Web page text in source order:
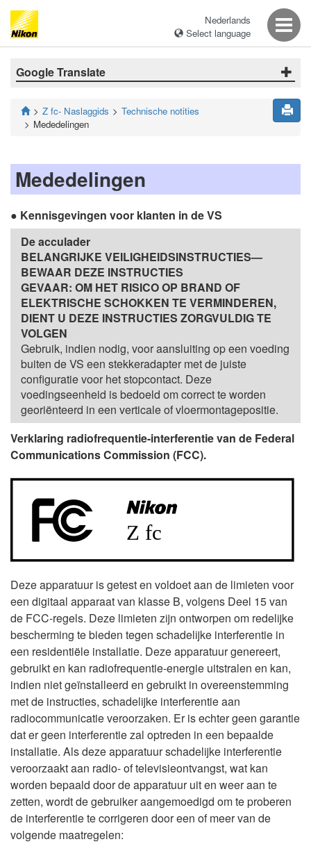
Nederlands
Select language
Google Translate
Z fc- Naslaggids
Technische notities
Mededelingen
Mededelingen
Kennisgevingen voor klanten in de VS
De acculader
BELANGRIJKE VEILIGHEIDSINSTRUCTIES—
BEWAAR DEZE INSTRUCTIES
GEVAAR: OM HET RISICO OP BRAND OF
ELEKTRISCHE SCHOKKEN TE VERMINDEREN,
DIENT U DEZE INSTRUCTIES ZORGVULDIG TE
VOLGEN
Gebruik, indien nodig, voor aansluiting op een voeding
buiten de VS een stekkeradapter met de juiste
configuratie voor het stopcontact. Deze
voedingseenheid is bedoeld om correct te worden
georiënteerd in een verticale of vloermontagepositie.
Verklaring radiofrequentie-interferentie van de Federal
Communications Commission (FCC).
Deze apparatuur is getest en voldoet aan de limieten voor
een digitaal apparaat van klasse B, volgens Deel 15 van
de FCC-regels. Deze limieten zijn ontworpen om redelijke
bescherming te bieden tegen schadelijke interferentie in
een residentiële installatie. Deze apparatuur genereert,
gebruikt en kan radiofrequentie-energie uitstralen en kan,
indien niet geïnstalleerd en gebruikt in overeenstemming
met de instructies, schadelijke interferentie aan
radiocommunicatie veroorzaken. Er is echter geen garantie
dat er geen interferentie zal optreden in een bepaalde
installatie. Als deze apparatuur schadelijke interferentie
veroorzaakt aan radio- of televisieontvangst, wat kan
worden bepaald door de apparatuur uit en weer aan te
zetten, wordt de gebruiker aangemoedigd om te proberen
de interferentie te corrigeren door een of meer van de
volgende maatregelen: